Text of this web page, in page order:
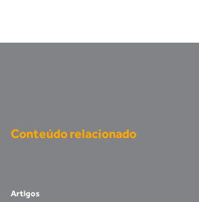
Conteúdo relacionado
Artigos